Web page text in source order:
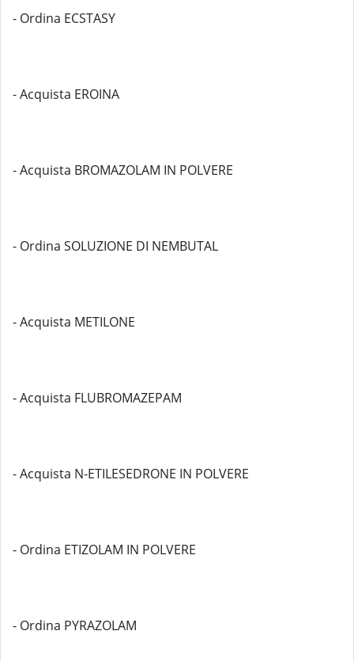
- Ordina ECSTASY
- Acquista EROINA
- Acquista BROMAZOLAM IN POLVERE
- Ordina SOLUZIONE DI NEMBUTAL
- Acquista METILONE
- Acquista FLUBROMAZEPAM
- Acquista N-ETILESEDRONE IN POLVERE
- Ordina ETIZOLAM IN POLVERE
- Ordina PYRAZOLAM